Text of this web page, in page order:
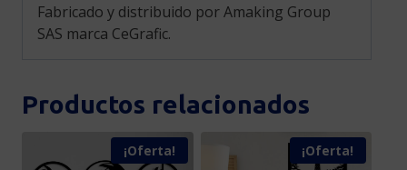
Fabricado y distribuido por Amaking Group
SAS marca CeGrafic.
Productos relacionados
¡Oferta! ¡Oferta!